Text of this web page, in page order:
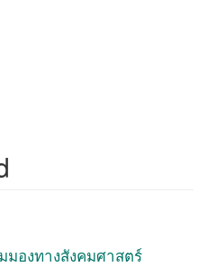
มองทางสังคมศาสตร์